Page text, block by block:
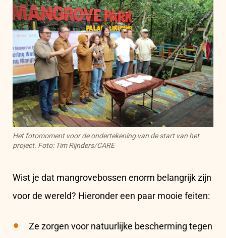
Het fotomoment voor de ondertekening van de start van het
project. Foto: Tim Rijnders/CARE
Wist je dat mangrovebossen enorm belangrijk zijn
voor de wereld? Hieronder een paar mooie feiten:
Ze zorgen voor natuurlijke bescherming tegen